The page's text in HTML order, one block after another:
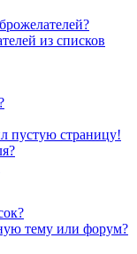
из списков
пустую страницу!
тему или форум?